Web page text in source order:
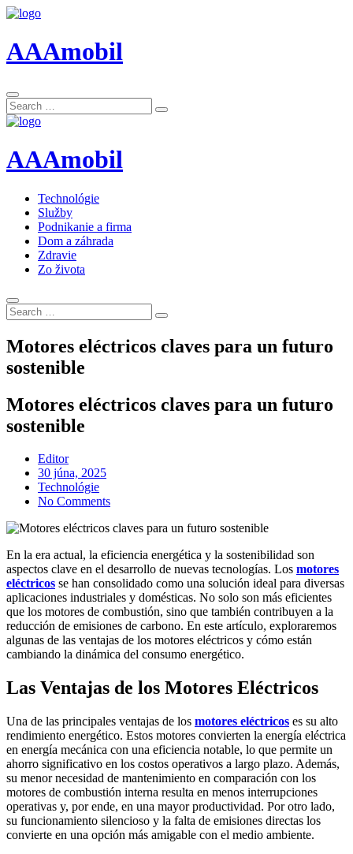
AAAmobil
Search
for:
Search
AAAmobil
Technológie
Služby
Podnikanie a firma
Dom a záhrada
Zdravie
Zo života
Search
for:
Search
Motores eléctricos claves para un futuro
sostenible
Motores eléctricos claves para un futuro
sostenible
Editor
Posted
on
30 júna, 2025
Technológie
No Comments
En la era actual, la eficiencia energética y la sostenibilidad son
aspectos clave en el desarrollo de nuevas tecnologías. Los motores
eléctricos se han consolidado como una solución ideal para diversas
aplicaciones industriales y domésticas. No solo son más eficientes
que los motores de combustión, sino que también contribuyen a la
reducción de emisiones de carbono. En este artículo, exploraremos
algunas de las ventajas de los motores eléctricos y cómo están
cambiando la dinámica del consumo energético.
Las Ventajas de los Motores Eléctricos
Una de las principales ventajas de los motores eléctricos es su alto
rendimiento energético. Estos motores convierten la energía eléctrica
en energía mecánica con una eficiencia notable, lo que permite un
ahorro significativo en los costos operativos a largo plazo. Además,
su menor necesidad de mantenimiento en comparación con los
motores de combustión interna resulta en menos interrupciones
operativas y, por ende, en una mayor productividad. Por otro lado,
su funcionamiento silencioso y la falta de emisiones directas los
convierte en una opción más amigable con el medio ambiente.